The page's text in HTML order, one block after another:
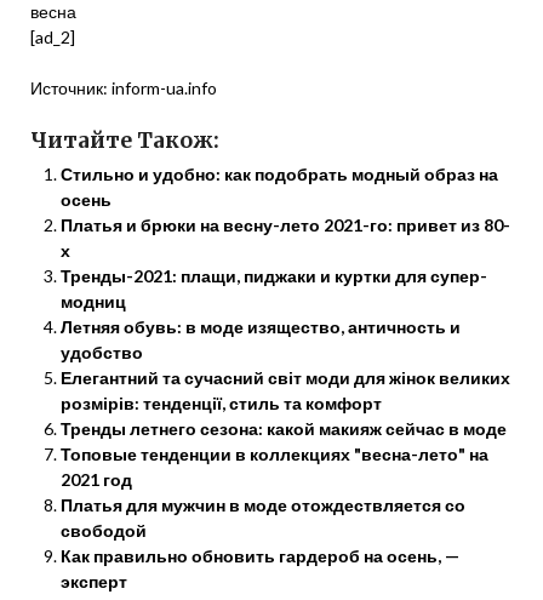
весна
[ad_2]
Источник: inform-ua.info
Читайте Також:
Стильно и удобно: как подобрать модный образ на
осень
Платья и брюки на весну-лето 2021-го: привет из 80-
х
Тренды-2021: плащи, пиджаки и куртки для супер-
модниц
Летняя обувь: в моде изящество, античность и
удобство
Елегантний та сучасний світ моди для жінок великих
розмірів: тенденції, стиль та комфорт
Тренды летнего сезона: какой макияж сейчас в моде
Топовые тенденции в коллекциях "весна-лето" на
2021 год
Платья для мужчин в моде отождествляется со
свободой
Как правильно обновить гардероб на осень, —
эксперт